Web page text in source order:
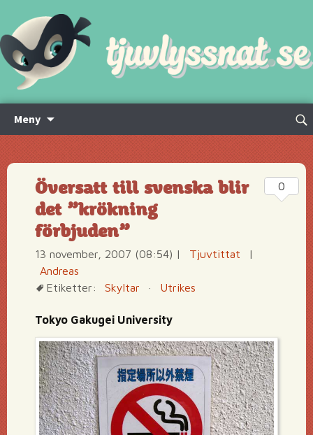
Meny
innehåll
Sök
Översatt till svenska blir
det ”krökning
förbjuden”
13 november, 2007 (08:54) | Tjuvtittat
|
Andreas
Etiketter:
Skyltar · Utrikes
Tokyo Gakugei University
0